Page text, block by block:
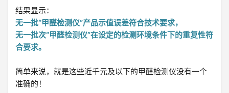
结果显示：
无一批“甲醛检测仪”产品示值误差符合技术要求，
无一批次“甲醛检测仪”在设定的检测环境条件下的重复性符
合要求。
简单来说，就是这些近千元及以下的甲醛检测仪没有一个
准确的！